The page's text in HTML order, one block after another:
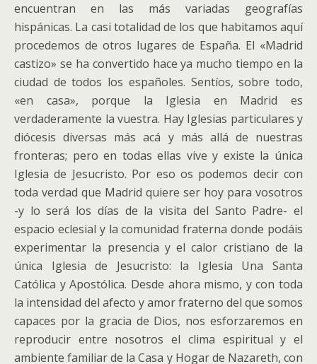
encuentran en las más variadas geografías
hispánicas. La casi totalidad de los que habitamos aquí
procedemos de otros lugares de España. El «Madrid
castizo» se ha convertido hace ya mucho tiempo en la
ciudad de todos los españoles. Sentíos, sobre todo,
«en casa», porque la Iglesia en Madrid es
verdaderamente la vuestra. Hay Iglesias particulares y
diócesis diversas más acá y más allá de nuestras
fronteras; pero en todas ellas vive y existe la única
Iglesia de Jesucristo. Por eso os podemos decir con
toda verdad que Madrid quiere ser hoy para vosotros
-y lo será los días de la visita del Santo Padre- el
espacio eclesial y la comunidad fraterna donde podáis
experimentar la presencia y el calor cristiano de la
única Iglesia de Jesucristo: la Iglesia Una Santa
Católica y Apostólica. Desde ahora mismo, y con toda
la intensidad del afecto y amor fraterno del que somos
capaces por la gracia de Dios, nos esforzaremos en
reproducir entre nosotros el clima espiritual y el
ambiente familiar de la Casa y Hogar de Nazareth, con